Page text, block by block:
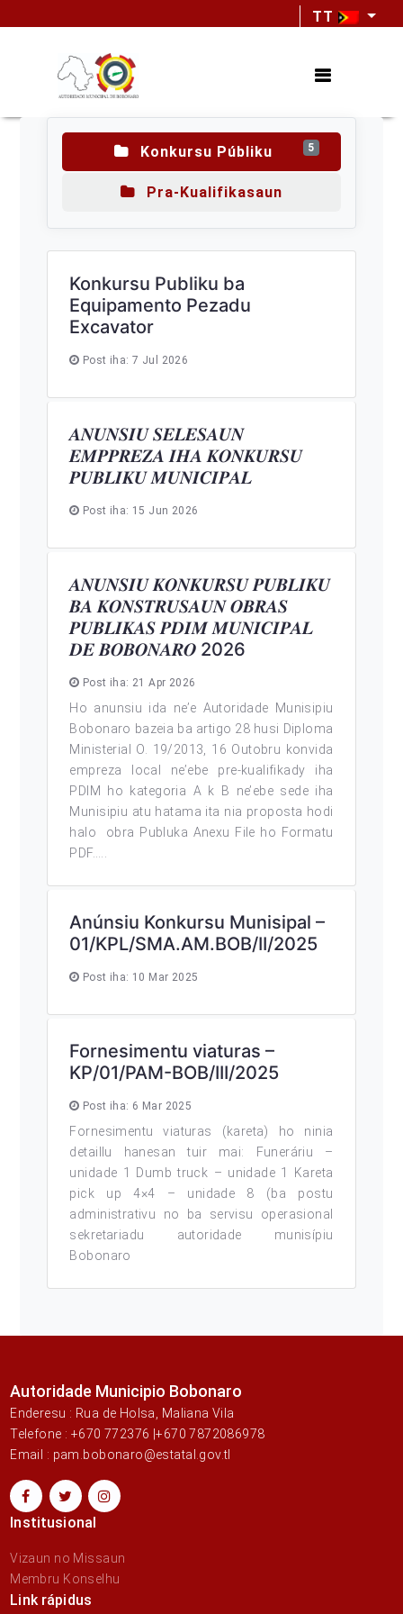
TT
Konkursu Públiku 5
Pra-Kualifikasaun
Konkursu Publiku ba
Equipamento Pezadu
Excavator
Post iha: 7 Jul 2026
𝑨𝑵𝑼𝑵𝑺𝑰𝑼 𝑺𝑬𝑳𝑬𝑺𝑨𝑼𝑵
𝑬𝑴𝑷𝑷𝑹𝑬𝒁𝑨 𝑰𝑯𝑨 𝑲𝑶𝑵𝑲𝑼𝑹𝑺𝑼
𝑷𝑼𝑩𝑳𝑰𝑲𝑼 𝑴𝑼𝑵𝑰𝑪𝑰𝑷𝑨𝑳
Post iha: 15 Jun 2026
𝑨𝑵𝑼𝑵𝑺𝑰𝑼 𝑲𝑶𝑵𝑲𝑼𝑹𝑺𝑼 𝑷𝑼𝑩𝑳𝑰𝑲𝑼
𝑩𝑨 𝑲𝑶𝑵𝑺𝑻𝑹𝑼𝑺𝑨𝑼𝑵 𝑶𝑩𝑹𝑨𝑺
𝑷𝑼𝑩𝑳𝑰𝑲𝑨𝑺 𝑷𝑫𝑰𝑴 𝑴𝑼𝑵𝑰𝑪𝑰𝑷𝑨𝑳
𝑫𝑬 𝑩𝑶𝑩𝑶𝑵𝑨𝑹𝑶 2026
Post iha: 21 Apr 2026
Ho anunsiu ida ne’e Autoridade Munisipiu
Bobonaro bazeia ba artigo 28 husi Diploma
Ministerial O. 19/2013, 16 Outobru konvida
empreza local ne’ebe pre-kualifikady iha
PDIM ho kategoria A k B ne’ebe sede iha
Munisipiu atu hatama ita nia proposta hodi
halo obra Publuka Anexu File ho Formatu
PDF…..
Anúnsiu Konkursu Munisipal –
01/KPL/SMA.AM.BOB/II/2025
Post iha: 10 Mar 2025
Fornesimentu viaturas –
KP/01/PAM-BOB/III/2025
Post iha: 6 Mar 2025
Fornesimentu viaturas (kareta) ho ninia
detaillu hanesan tuir mai: Funeráriu –
unidade 1 Dumb truck – unidade 1 Kareta
pick up 4×4 – unidade 8 (ba postu
administrativu no ba servisu operasional
sekretariadu autoridade munisípiu
Bobonaro
Autoridade Municipio Bobonaro
Enderesu : Rua de Holsa, Maliana Vila
Telefone : +670 772376 |+670 7872086978
Email : pam.bobonaro@estatal.gov.tl
Institusional
Vizaun no Missaun
Membru Konselhu
Link rápidus